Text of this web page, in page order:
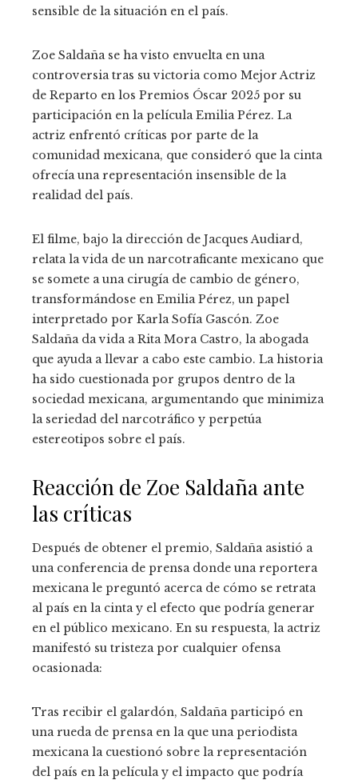
sensible de la situación en el país.
Zoe Saldaña se ha visto envuelta en una
controversia tras su victoria como Mejor Actriz
de Reparto en los Premios Óscar 2025 por su
participación en la película Emilia Pérez. La
actriz enfrentó críticas por parte de la
comunidad mexicana, que consideró que la cinta
ofrecía una representación insensible de la
realidad del país.
El filme, bajo la dirección de Jacques Audiard,
relata la vida de un narcotraficante mexicano que
se somete a una cirugía de cambio de género,
transformándose en Emilia Pérez, un papel
interpretado por Karla Sofía Gascón. Zoe
Saldaña da vida a Rita Mora Castro, la abogada
que ayuda a llevar a cabo este cambio. La historia
ha sido cuestionada por grupos dentro de la
sociedad mexicana, argumentando que minimiza
la seriedad del narcotráfico y perpetúa
estereotipos sobre el país.
Reacción de Zoe Saldaña ante
las críticas
Después de obtener el premio, Saldaña asistió a
una conferencia de prensa donde una reportera
mexicana le preguntó acerca de cómo se retrata
al país en la cinta y el efecto que podría generar
en el público mexicano. En su respuesta, la actriz
manifestó su tristeza por cualquier ofensa
ocasionada:
Tras recibir el galardón, Saldaña participó en
una rueda de prensa en la que una periodista
mexicana la cuestionó sobre la representación
del país en la película y el impacto que podría